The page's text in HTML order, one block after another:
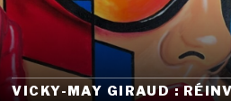
VICKY-MAY GIRAUD :